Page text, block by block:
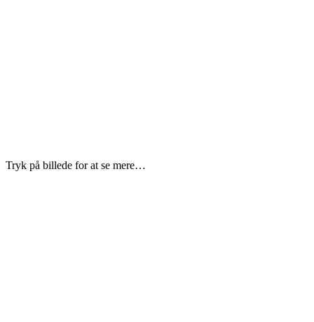
Tryk på billede for at se mere…